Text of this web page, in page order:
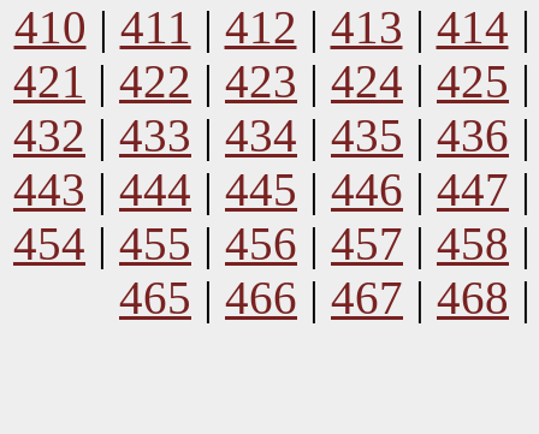
410 | 411 | 412 | 413 | 414
421 | 422 | 423 | 424 | 425
432 | 433 | 434 | 435 | 436
443 | 444 | 445 | 446 | 447
454 | 455 | 456 | 457 | 458
465 | 466 | 467 | 468